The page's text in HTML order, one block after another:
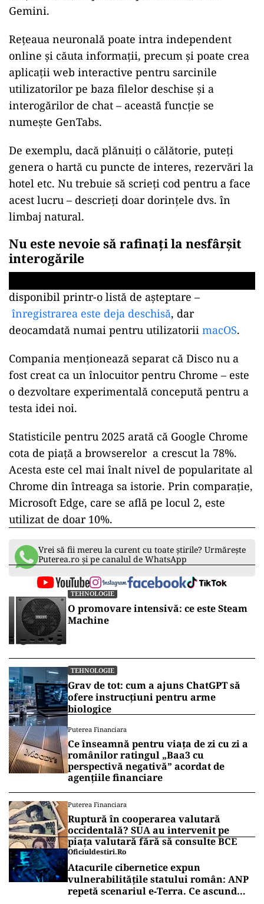
Gemini.
Rețeaua neuronală poate intra independent
online și căuta informații, precum și poate crea
aplicații web interactive pentru sarcinile
utilizatorilor pe baza filelor deschise și a
interogărilor de chat – această funcție se
numește GenTabs.
De exemplu, dacă plănuiți o călătorie, puteți
genera o hartă cu puncte de interes, rezervări la
hotel etc. Nu trebuie să scrieți cod pentru a face
acest lucru – descrieți doar dorințele dvs. în
limbaj natural.
Nu este nevoie să rafinați la nesfârșit
interogările
utilizator și browser: nu este nevoie să rafinați la
nesfârșit interogările – este suficient să deschideți
file noi pentru a extinde contextul și a ajuta
inteligența artificială să înțeleagă mai bine sarcina.
În același timp, toate elementele generate păstrează
verificați informațiile.
disponibil printr-o listă de așteptare –
înregistrarea este deja deschisă, dar
deocamdată numai pentru utilizatorii macOS.
Compania menționează separat că Disco nu a
fost creat ca un înlocuitor pentru Chrome – este
o dezvoltare experimentală concepută pentru a
testa idei noi.
Statisticile pentru 2025 arată că Google Chrome
cota de piață a browserelor a crescut la 78%.
Acesta este cel mai înalt nivel de popularitate al
Chrome din întreaga sa istorie. Prin comparație,
Microsoft Edge, care se află pe locul 2, este
utilizat de doar 10%.
Vrei să fii mereu la curent cu toate știrile? Urmărește
Puterea.ro și pe canalul de WhatsApp
TEHNOLOGIE
O promovare intensivă: ce este Steam
Machine
TEHNOLOGIE
Grav de tot: cum a ajuns ChatGPT să
ofere instrucțiuni pentru arme
biologice
Puterea Financiara
Ce înseamnă pentru viața de zi cu zi a
românilor ratingul „Baa3 cu
perspectivă negativă” acordat de
agențiile financiare
Puterea Financiara
Ruptură în cooperarea valutară
occidentală? SUA au intervenit pe
piața valutară fără să consulte BCE
Oficiuldestiri.ro
Atacurile cibernetice expun
vulnerabilitățile statului român: ANP
repetă scenariul e‑Terra. Ce ascund